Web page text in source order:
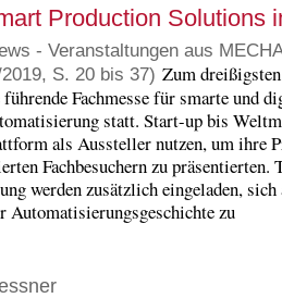
Production Solutions
- Veranstaltungen aus
2019, S. 20 bis 37) Zum
Fachmesse für smarte und
statt. Start-up bis
als Aussteller nutzen, um ihre
Fachbesuchern zu präsentierten.
werden zusätzlich eingeladen, sich
Automatisierungsgeschichte zu